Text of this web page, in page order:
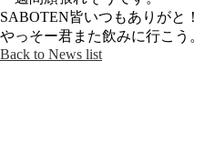
SABOTEN皆いつもありがと！
やっそー君また飲みに行こう。
Back to News list